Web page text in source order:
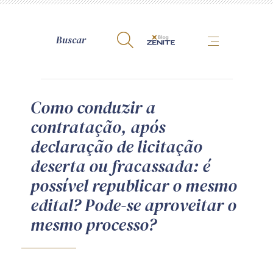
A Zênite
Como publicar conosco
Site da Zênite
Contato
Termos de uso
Política de Privacidade
Guia de Direitos dos Titulares de Dados
Como conduzir a
contratação, após
declaração de licitação
deserta ou fracassada: é
possível republicar o mesmo
edital? Pode-se aproveitar o
mesmo processo?